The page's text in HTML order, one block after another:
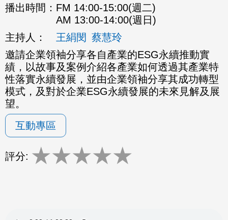
播出時間： FM 14:00-15:00(週二)
AM 13:00-14:00(週日)
主持人：
王絹閔 蔡慧玲
邀請企業領袖分享各自產業的ESG永續推動實
績，以故事及案例介紹各產業如何透過其產業特
性落實永續發展，並由企業領袖分享其成功轉型
模式，及對於企業ESG永續發展的未來見解及展
望。
互動專區
評分: ★★★★★